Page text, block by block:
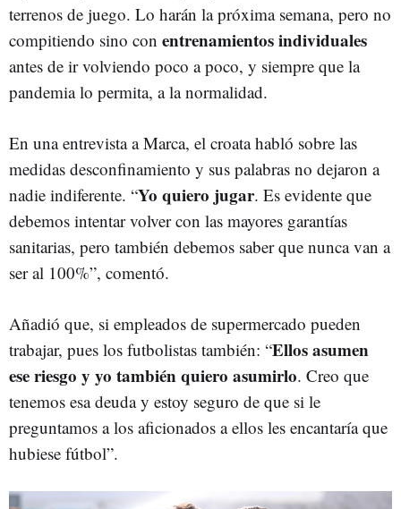
terrenos de juego. Lo harán la próxima semana, pero no
compitiendo sino con entrenamientos individuales
antes de ir volviendo poco a poco, y siempre que la
pandemia lo permita, a la normalidad.
En una entrevista a Marca, el croata habló sobre las
medidas desconfinamiento y sus palabras no dejaron a
nadie indiferente. “Yo quiero jugar. Es evidente que
debemos intentar volver con las mayores garantías
sanitarias, pero también debemos saber que nunca van a
ser al 100%”, comentó.
Añadió que, si empleados de supermercado pueden
trabajar, pues los futbolistas también: “Ellos asumen
ese riesgo y yo también quiero asumirlo. Creo que
tenemos esa deuda y estoy seguro de que si le
preguntamos a los aficionados a ellos les encantaría que
hubiese fútbol”.